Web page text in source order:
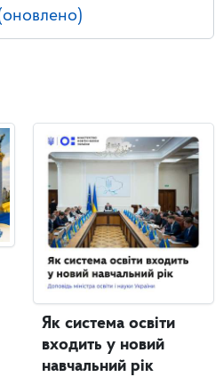
Як система освіти
входить у новий
навчальний рік